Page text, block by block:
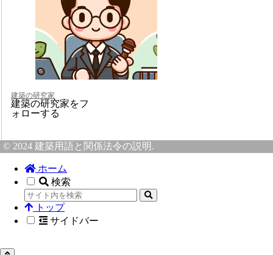
建築の研究家
建築の研究家をフ
ォローする
© 2024 建築用語と関係法令の説明.
ホーム
検索
トップ
サイドバー